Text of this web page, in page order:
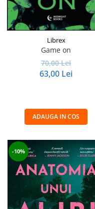
Librex
Game on
70,00 Lei
63,00 Lei
ADAUGA IN COS
-10%